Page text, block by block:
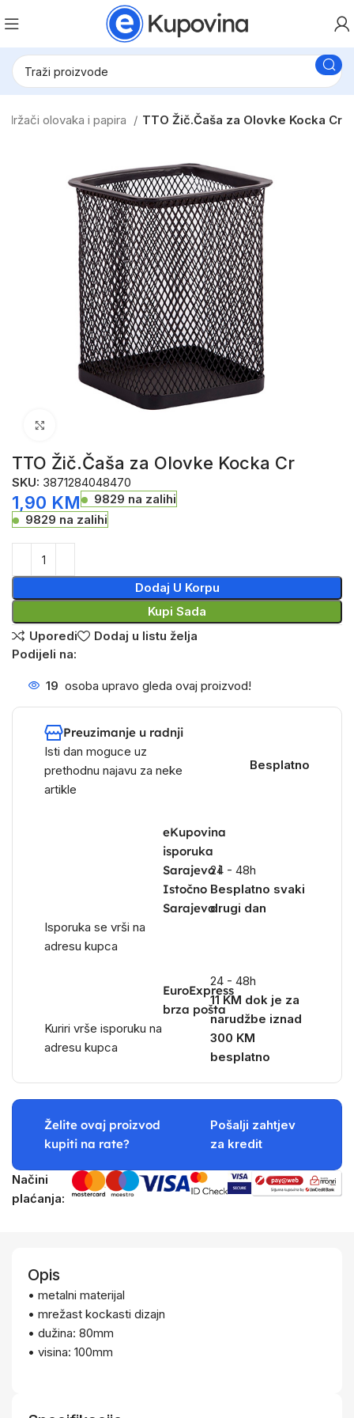
držači olovaka i papira TTO Žič.Čaša za Olovke Kocka Cr
TTO Žič.Čaša za Olovke Kocka Cr
SKU: 3871284048470
1,90 KM
9829 na zalihi
9829 na zalihi
Dodaj U Korpu
Kupi Sada
Uporedi
Dodaj u listu želja
Podijeli na:
19 osoba upravo gleda ovaj proizvod!
Preuzimanje u radnji
Isti dan moguce uz
prethodnu najavu za neke
artikle
Besplatno
eKupovina
isporuka
Sarajevo i
Istočno
Sarajevo
Isporuka se vrši na
adresu kupca
24 - 48h
Besplatno svaki
drugi dan
EuroExpress
brza pošta
Kuriri vrše isporuku na
adresu kupca
24 - 48h
11 KM dok je za
narudžbe iznad
300 KM
besplatno
Želite ovaj proizvod
kupiti na rate?
Pošalji zahtjev
za kredit
Načini
plaćanja:
Opis
• metalni materijal
• mrežast kockasti dizajn
• dužina: 80mm
• visina: 100mm